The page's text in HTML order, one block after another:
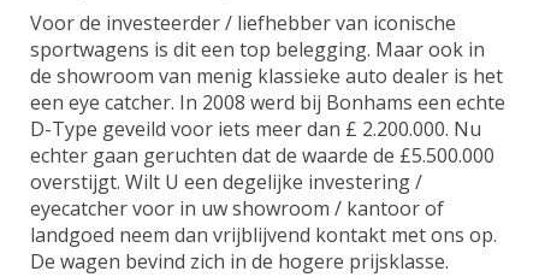
Voor de investeerder / liefhebber van iconische
sportwagens is dit een top belegging. Maar ook in
de showroom van menig klassieke auto dealer is het
een eye catcher. In 2008 werd bij Bonhams een echte
D-Type geveild voor iets meer dan £ 2.200.000. Nu
echter gaan geruchten dat de waarde de £5.500.000
overstijgt. Wilt U een degelijke investering /
eyecatcher voor in uw showroom / kantoor of
landgoed neem dan vrijblijvend kontakt met ons op.
De wagen bevind zich in de hogere prijsklasse.